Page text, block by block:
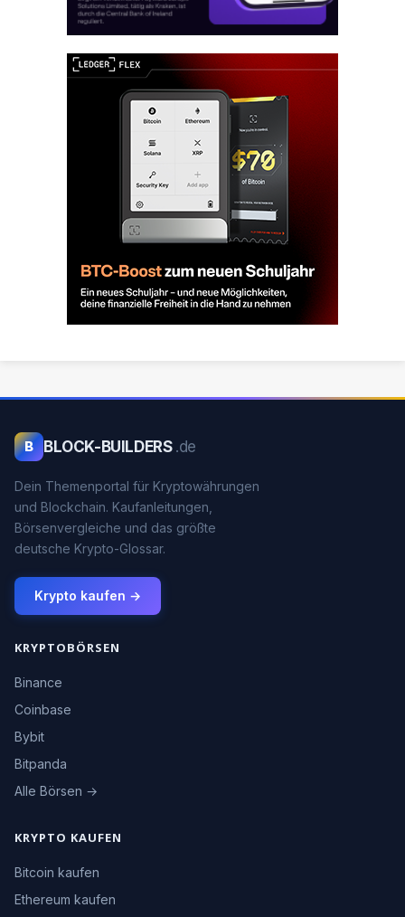
B BLOCK-BUILDERS .de
Dein Themenportal für Kryptowährungen
und Blockchain. Kaufanleitungen,
Börsenvergleiche und das größte
deutsche Krypto-Glossar.
Krypto kaufen →
KRYPTOBÖRSEN
Binance
Coinbase
Bybit
Bitpanda
Alle Börsen →
KRYPTO KAUFEN
Bitcoin kaufen
Ethereum kaufen